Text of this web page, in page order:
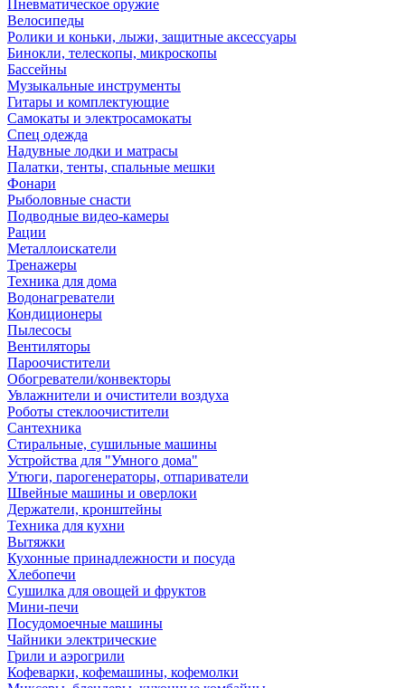
Пневматическое оружие
Велосипеды
Ролики и коньки, лыжи, защитные аксессуары
Бинокли, телескопы, микроскопы
Бассейны
Музыкальные инструменты
Гитары и комплектующие
Самокаты и электросамокаты
Спец одежда
Надувные лодки и матрасы
Палатки, тенты, спальные мешки
Фонари
Рыболовные снасти
Подводные видео-камеры
Рации
Металлоискатели
Тренажеры
Техника для дома
Водонагреватели
Кондиционеры
Пылесосы
Вентиляторы
Пароочистители
Обогреватели/конвекторы
Увлажнители и очистители воздуха
Роботы стеклоочистители
Сантехника
Стиральные, сушильные машины
Устройства для "Умного дома"
Утюги, парогенераторы, отпариватели
Швейные машины и оверлоки
Держатели, кронштейны
Техника для кухни
Вытяжки
Кухонные принадлежности и посуда
Хлебопечи
Сушилка для овощей и фруктов
Мини-печи
Посудомоечные машины
Чайники электрические
Грили и аэрогрили
Кофеварки, кофемашины, кофемолки